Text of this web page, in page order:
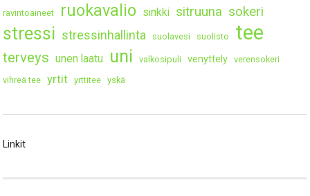
ravintoaineet ruokavalio sinkki sitruuna sokeri
stressi stressinhallinta suolavesi suolisto tee
terveys unen laatu uni valkosipuli venyttely
verensokeri
vihreä tee
yrtit yrttitee yskä
Linkit